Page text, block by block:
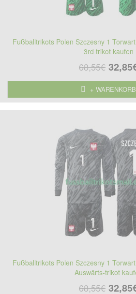
Fußballtrikots Polen Szczesny 1
3rd trikot kaufen
68,55€
+ WARENKORB
Fußballtrikots Polen Szczesny 1
Auswärts-trikot
68,55€